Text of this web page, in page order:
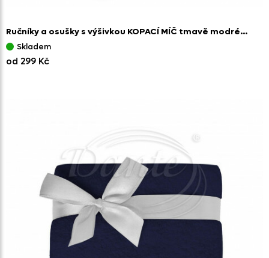
Ručníky a osušky s výšivkou KOPACÍ MÍČ tmavě modré…
Skladem
od 299 Kč